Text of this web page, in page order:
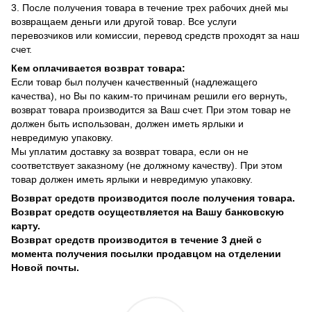
3. После получения товара в течение трех рабочих дней мы
возвращаем деньги или другой товар. Все услуги
перевозчиков или комиссии, перевод средств проходят за наш
счет.
Кем оплачивается возврат товара:
Если товар был получен качественный (надлежащего
качества), но Вы по каким-то причинам решили его вернуть,
возврат товара производится за Ваш счет. При этом товар не
должен быть использован, должен иметь ярлыки и
невредимую упаковку.
Мы уплатим доставку за возврат товара, если он не
соответствует заказному (не должному качеству). При этом
товар должен иметь ярлыки и невредимую упаковку.
Возврат средств производится после получения товара.
Возврат средств осуществляется на Вашу банковскую
карту.
Возврат средств производится в течение 3 дней с
момента получения посылки продавцом на отделении
Новой почты.